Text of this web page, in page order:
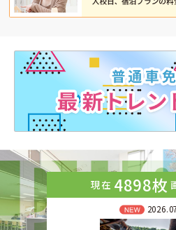
現在 4898枚